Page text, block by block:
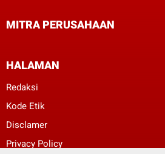
MITRA PERUSAHAAN
HALAMAN
Redaksi
Kode Etik
Disclamer
Privacy Policy